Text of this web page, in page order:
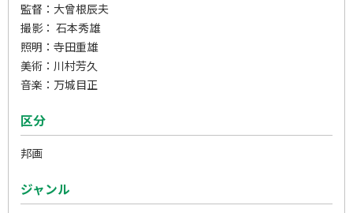
監督：大曾根辰夫
撮影： 石本秀雄
照明：寺田重雄
美術：川村芳久
音楽：万城目正
区分
邦画
ジャンル